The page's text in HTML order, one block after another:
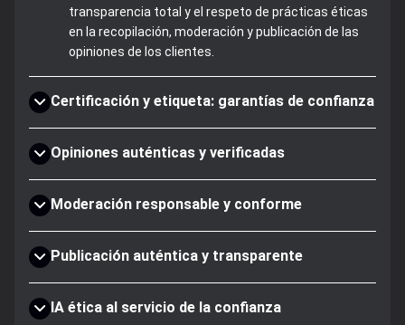
transparencia total y el respeto de prácticas éticas
en la recopilación, moderación y publicación de las
opiniones de los clientes.
Certificación y etiqueta: garantías de confianza
Opiniones auténticas y verificadas
Moderación responsable y conforme
Publicación auténtica y transparente
IA ética al servicio de la confianza